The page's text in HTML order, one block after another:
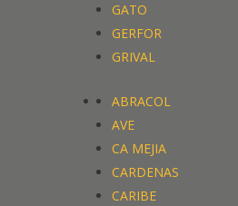
GATO
GERFOR
GRIVAL
ABRACOL
AVE
CA MEJIA
CARDENAS
CARIBE